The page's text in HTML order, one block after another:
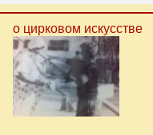
о цирковом искусстве